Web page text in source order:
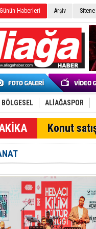
Günün Haberleri Arşiv
BÖLGESEL ALİAĞASPOR
Konut